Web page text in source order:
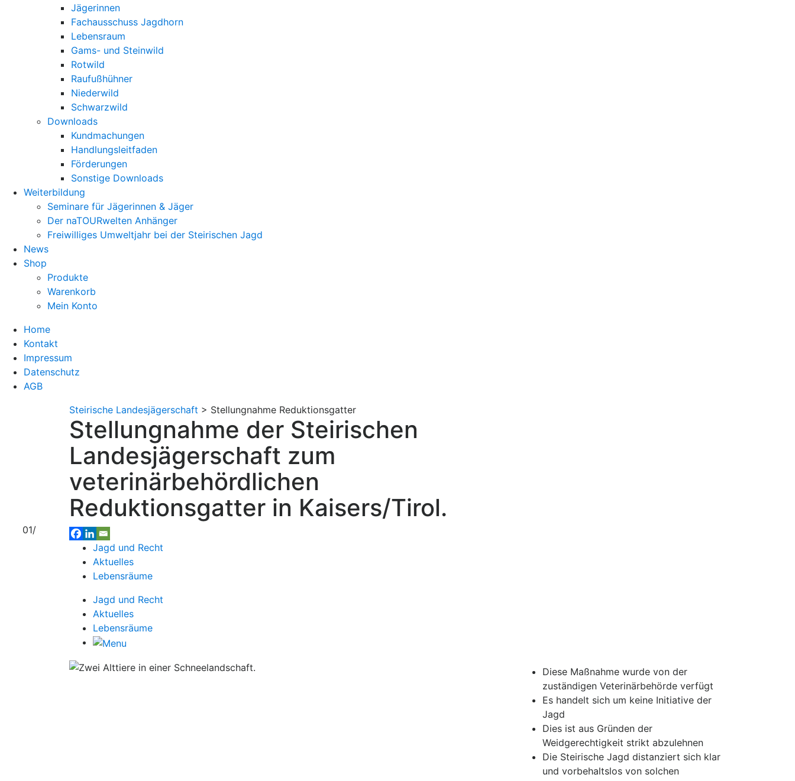
Jägerinnen
Fachausschuss Jagdhorn
Lebensraum
Gams- und Steinwild
Rotwild
Raufußhühner
Niederwild
Schwarzwild
Downloads
Kundmachungen
Handlungsleitfaden
Förderungen
Sonstige Downloads
Weiterbildung
Seminare für Jägerinnen & Jäger
Der naTOURwelten Anhänger
Freiwilliges Umweltjahr bei der Steirischen Jagd
News
Shop
Produkte
Warenkorb
Mein Konto
Home
Kontakt
Impressum
Datenschutz
AGB
Steirische Landesjägerschaft > Stellungnahme Reduktionsgatter
Stellungnahme der Steirischen
Landesjägerschaft zum
veterinärbehördlichen
Reduktionsgatter in Kaisers/Tirol.
01/
Jagd und Recht
Aktuelles
Lebensräume
Jagd und Recht
Aktuelles
Lebensräume
Diese Maßnahme wurde von der
zuständigen Veterinärbehörde verfügt
Es handelt sich um keine Initiative der
Jagd
Dies ist aus Gründen der
Weidgerechtigkeit strikt abzulehnen
Die Steirische Jagd distanziert sich klar
und vorbehaltslos von solchen